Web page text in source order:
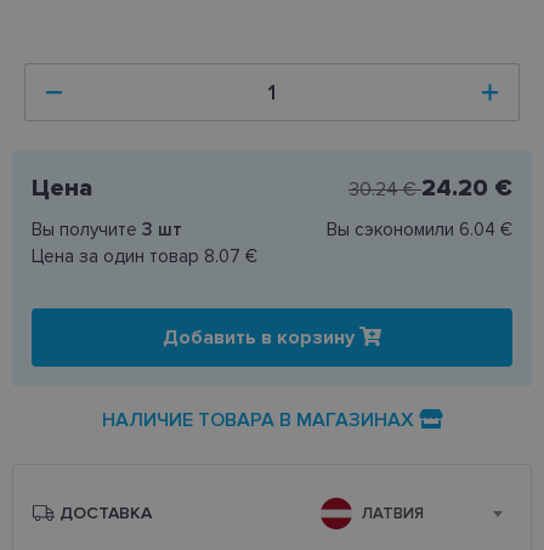
Цена 30.24 €24.20 €
Вы получите 3 шт
Цена за один товар 8.07 €
Вы сэкономили 6.04 €
Добавить в корзину
НАЛИЧИЕ ТОВАРА В МАГАЗИНАХ
ДОСТАВКА ЛАТВИЯ